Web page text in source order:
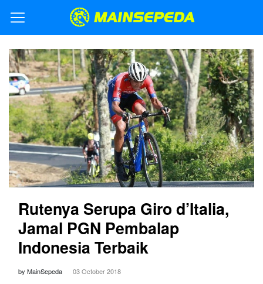
Rutenya Serupa Giro d’Italia,
Jamal PGN Pembalap
Indonesia Terbaik
by MainSepeda 03 October 2018